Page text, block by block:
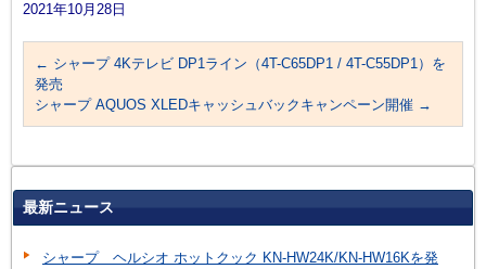
2021年10月28日
← シャープ 4Kテレビ DP1ライン（4T-C65DP1 / 4T-C55DP1）を
発売
シャープ AQUOS XLEDキャッシュバックキャンペーン開催 →
最新ニュース
シャープ ヘルシオ ホットクック KN-HW24K/KN-HW16Kを発